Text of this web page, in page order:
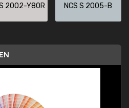
S 2002-Y80R NCS S 2005-B